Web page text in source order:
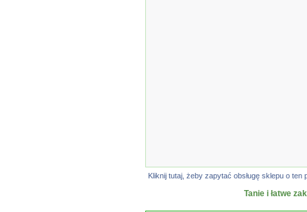
Kliknij tutaj, żeby zapytać obsługę sklepu o
Tanie i łatwe